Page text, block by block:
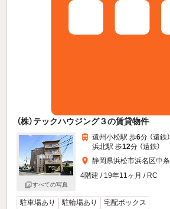
（株）テックハウジング３の賃貸物件
すべての写真
遠州小松駅 歩6分 （遠鉄）
浜北駅 歩12分 （遠鉄）
静岡県浜松市浜名区中条
4階建 / 19年11ヶ月 / RC
駐車場あり 駐輪場あり 宅配ボックス